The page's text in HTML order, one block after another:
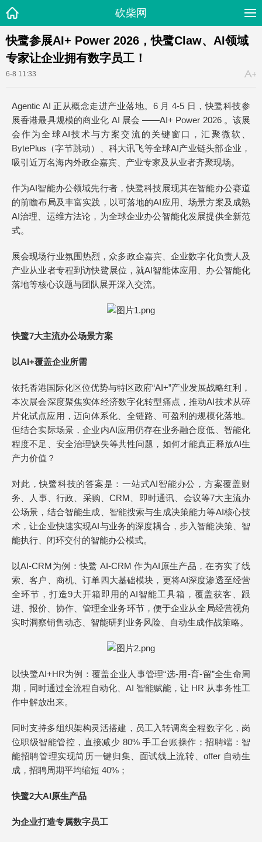
砍柴网
快鹭参展AI+ Power 2026，快鹭Claw、AI领域
专家让企业拥有数字员工！
6-8 11:33
Agentic AI 正从概念走进产业落地。6 月 4-5 日，快鹭科技参
展香港最具规模的商业化 AI 展会 ——AI+ Power 2026 。该展
会作为全球AI技术与方案交流的关键窗口，汇聚微软、
BytePlus（字节跳动）、科大讯飞等全球AI产业链头部企业，
吸引近万名海内外政企嘉宾、产业专家及从业者齐聚现场。
作为AI智能办公领域先行者，快鹭科技展现其在智能办公赛道
的前瞻布局及丰富实践，以可落地的AI应用、场景方案及成熟
AI治理、运维方法论，为全球企业办公智能化发展提供全新范
式。
展会现场行业氛围热烈，众多政企嘉宾、企业数字化负责人及
产业从业者专程到访快鹭展位，就AI智能体应用、办公智能化
落地等核心议题与团队展开深入交流。
快鹭7大主流办公场景方案
以AI+覆盖企业所需
依托香港国际化区位优势与特区政府“AI+”产业发展战略红利，
本次展会深度聚焦实体经济数字化转型痛点，推动AI技术从碎
片化试点应用，迈向体系化、全链路、可盈利的规模化落地。
但结合实际场景，企业内AI应用仍存在业务融合度低、智能化
程度不足、安全治理缺失等共性问题，如何才能真正释放AI生
产力价值？
对此，快鹭科技的答案是：一站式AI智能办公，方案覆盖财
务、人事、行政、采购、CRM、即时通讯、会议等7大主流办
公场景，结合智能生成、智能搜索与生成决策能力等AI核心技
术，让企业快速实现AI与业务的深度耦合，步入智能决策、智
能执行、闭环交付的智能办公模式。
以AI-CRM为例：快鹭 AI-CRM 作为AI原生产品，在夯实了线
索、客户、商机、订单四大基础模块，更将AI深度渗透至经营
全环节，打造9大开箱即用的AI智能工具箱，覆盖获客、跟
进、报价、协作、管理全业务环节，便于企业从全局经营视角
实时洞察销售动态、智能研判业务风险、自动生成作战策略。
以快鹭AI+HR为例：覆盖企业人事管理“选-用-育-留”全生命周
期，同时通过全流程自动化、AI 智能赋能，让 HR 从事务性工
作中解放出来。
同时支持多组织架构灵活搭建，员工入转调离全程数字化，岗
位职级智能管控，直接减少 80% 手工台账操作；招聘端：智
能招聘管理实现简历一键归集、面试线上流转、offer 自动生
成，招聘周期平均缩短 40%；
快鹭2大AI原生产品
为企业打造专属数字员工